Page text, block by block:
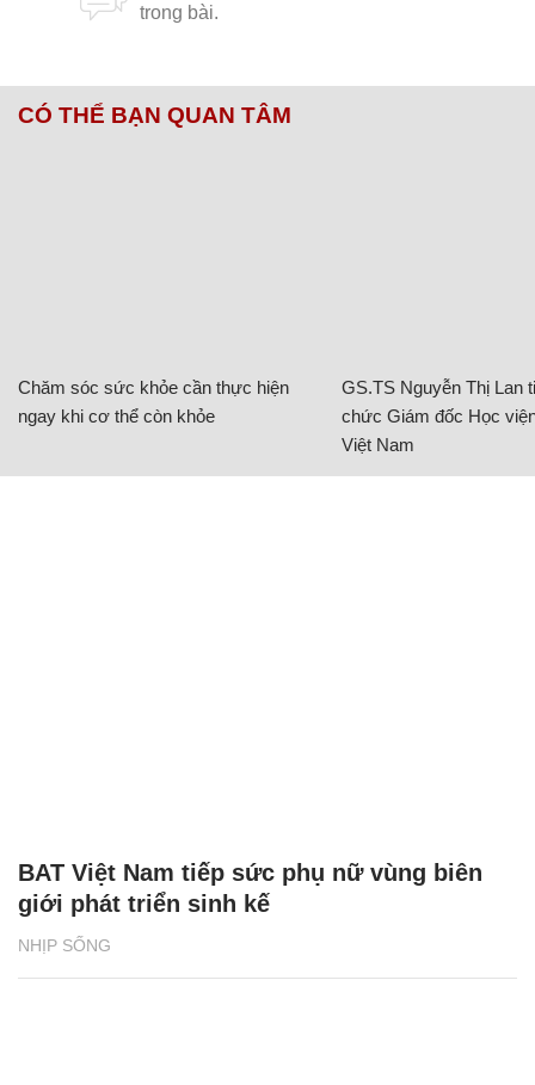
CÓ THỂ BẠN QUAN TÂM
Chăm sóc sức khỏe cần thực hiện
ngay khi cơ thể còn khỏe
GS.TS Nguyễn Thị Lan
chức Giám đốc Học
Việt Nam
NHỊP SỐNG
BAT Việt Nam tiếp sức phụ nữ vùng biên
giới phát triển sinh kế